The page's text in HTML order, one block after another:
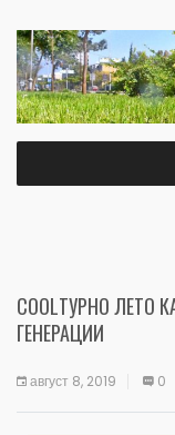
COOLТУРНО ЛЕТО
ГЕНЕРАЦИИ
август 8, 2019 0